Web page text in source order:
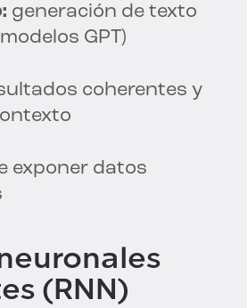
generación de texto
GPT)
coherentes y
exponer datos
(RNN)